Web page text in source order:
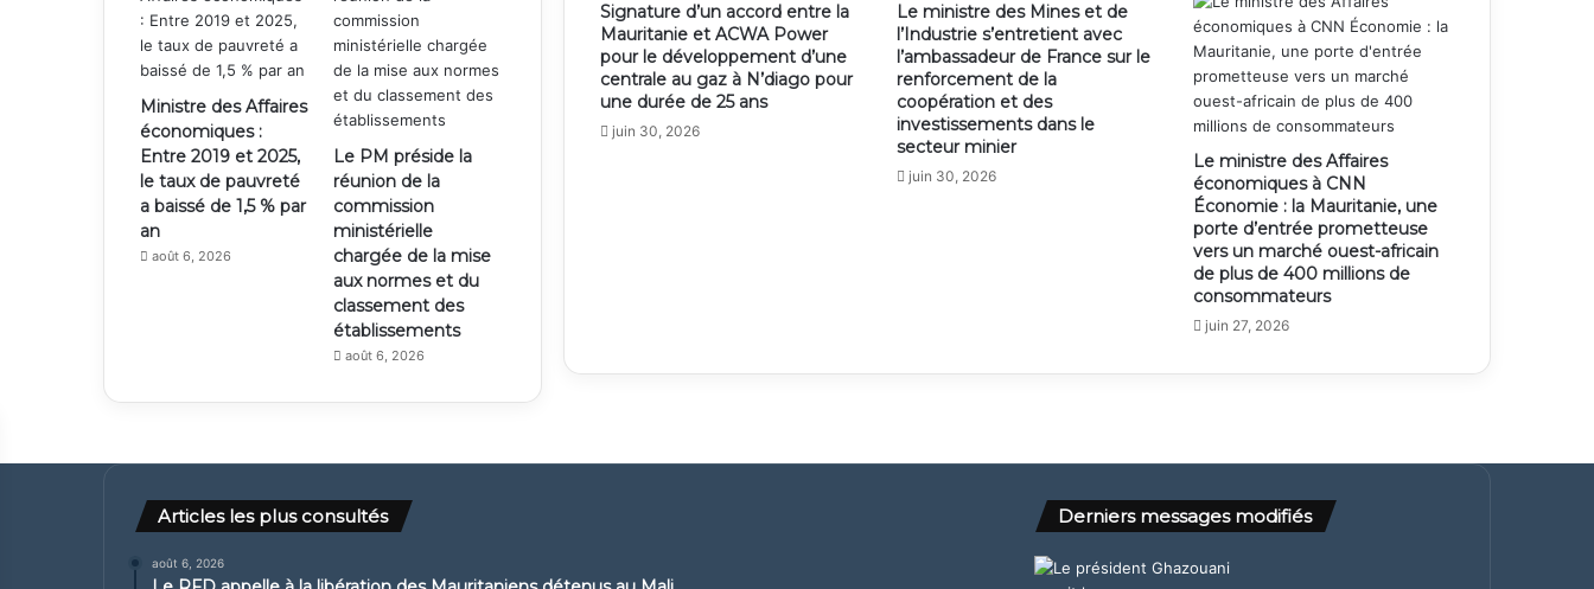
Signature d’un accord entre la
Mauritanie et ACWA Power
pour le développement d’une
centrale au gaz à N’diago pour
une durée de 25 ans
juin 30, 2026
Le ministre des Mines et de
l’Industrie s’entretient avec
l’ambassadeur de France sur le
renforcement de la
coopération et des
investissements dans le
secteur minier
juin 30, 2026
Le ministre des Affaires
économiques à CNN
Économie : la Mauritanie, une
porte d’entrée prometteuse
vers un marché ouest-africain
de plus de 400 millions de
consommateurs
juin 27, 2026
Ministre des Affaires
économiques :
Entre 2019 et 2025,
le taux de pauvreté
a baissé de 1,5 % par
an
août 6, 2026
Le PM préside la
réunion de la
commission
ministérielle
chargée de la mise
aux normes et du
classement des
établissements
août 6, 2026
Articles les plus consultés
août 6, 2026
Derniers messages modifiés